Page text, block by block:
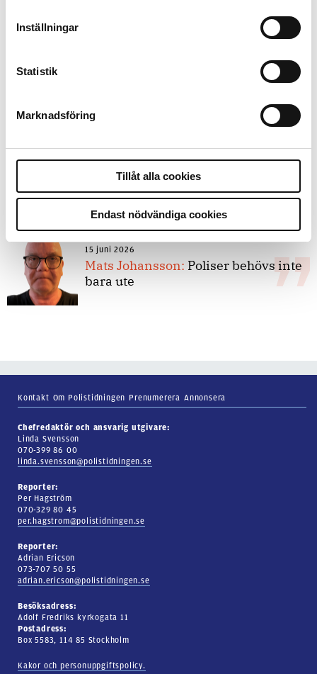
Inställningar
Statistik
Marknadsföring
Tillåt alla cookies
Endast nödvändiga cookies
bakbinder polisen
Debatt:Med för höga krav på evidens
kan polisen inte göra något alls
15 juni 2026
Mats Johansson: Poliser behövs inte
bara ute
Kontakt Om Polistidningen Prenumerera Annonsera
Chefredaktör och ansvarig utgivare:
Linda Svensson
070-399 86 00
linda.svensson@polistidningen.se
Reporter:
Per Hagström
070-329 80 45
per.hagstrom@polistidningen.se
Reporter:
Adrian Ericson
073-707 50 55
adrian.ericson@polistidningen.se
Besöksadress:
Adolf Fredriks kyrkogata 11
Postadress:
Box 5583, 114 85 Stockholm
Kakor och personuppgiftspolicy.